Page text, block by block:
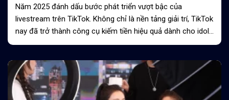
Năm 2025 đánh dấu bước phát triển vượt bậc của
livestream trên TikTok. Không chỉ là nền tảng giải trí, TikTok
nay đã trở thành công cụ kiếm tiền hiệu quả dành cho idol,
KOL và streamer chuyên nghiệp. Với...